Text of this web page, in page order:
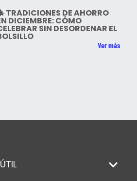
TRADICIONES DE AHORRO
DICIEMBRE: CÓMO
SIN DESORDENAR EL
Ver más